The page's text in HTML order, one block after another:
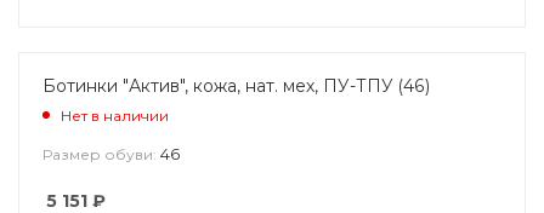
Ботинки "Актив", кожа, нат. мех, ПУ-ТПУ (46)
Нет в наличии
Размер обуви: 46
5 151 ₽